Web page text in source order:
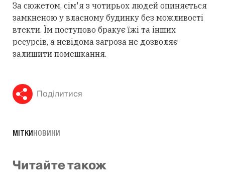
За сюжетом, сім'я з чотирьох людей опиняється
замкненою у власному будинку без можливості
втекти. Їм поступово бракує їжі та інших
ресурсів, а невідома загроза не дозволяє
залишити помешкання.
Поділитися
МІТКИНОВИНИ
Читайте також